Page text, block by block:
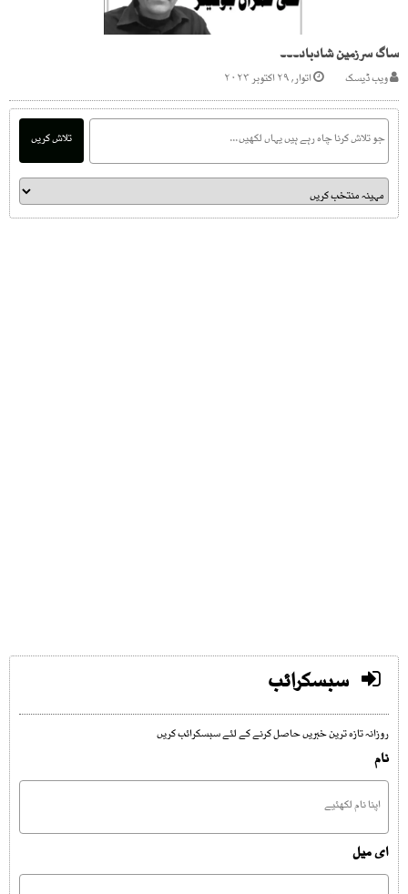
ساگ سرزمین شادباد۔۔۔
ویب ڈیسک اتوار, ۲۹ اکتوبر ۲۰۲۳
تلاش کریں
سبسکرائب
روزانہ تازہ ترین خبریں حاصل کرنے کے لئے سبسکرائب کریں
نام
ای میل